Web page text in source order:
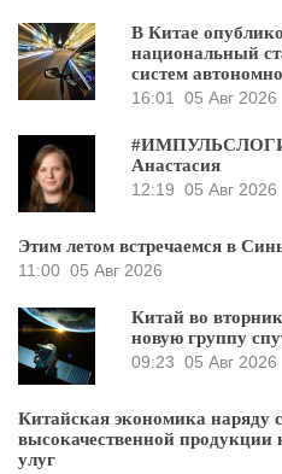
В Китае
национальный
систем
16:01
05 Авг 2026
Анастасия
12:19 05 Авг 2026
Этим летом встречаемся в
11:00 05 Авг 2026
Китай во
новую группу
09:23 05 Авг 2026
Китайская экономика наряду
высокачественной
улуг